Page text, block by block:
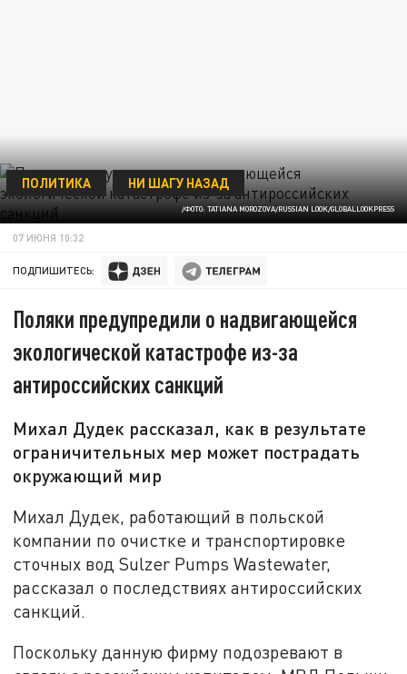
/ФОТО: TATIANA MOROZOVA/RUSSIAN LOOK/GLOBALLOOKPRESS
ПОЛИТИКА НИ ШАГУ НАЗАД
07 ИЮНЯ 10:32
ПОДПИШИТЕСЬ:
Поляки предупредили о надвигающейся
экологической катастрофе из-за
антироссийских санкций
Михал Дудек рассказал, как в результате
ограничительных мер может пострадать
окружающий мир
Михал Дудек, работающий в польской
компании по очистке и транспортировке
сточных вод Sulzer Pumps Wastewater,
рассказал о последствиях антироссийских
санкций.
Поскольку данную фирму подозревают в